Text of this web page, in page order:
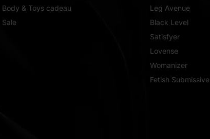
Body & Toys cadeau
Sale
Leg Avenue
Black Level
Satisfyer
Lovense
Womanizer
Fetish Submissive